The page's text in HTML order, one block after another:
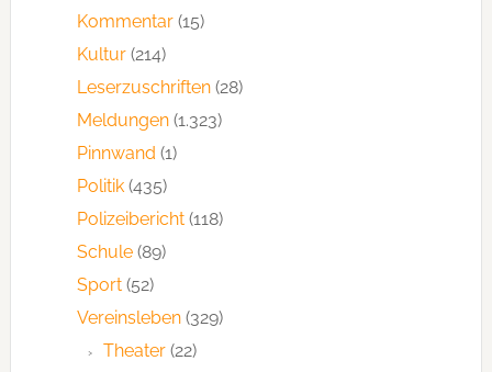
Kommentar(15)
Kultur(214)
Leserzuschriften(28)
Meldungen(1.323)
Pinnwand (1)
Politik(435)
Polizeibericht(118)
Schule(89)
Sport(52)
Vereinsleben(329)
Theater(22)